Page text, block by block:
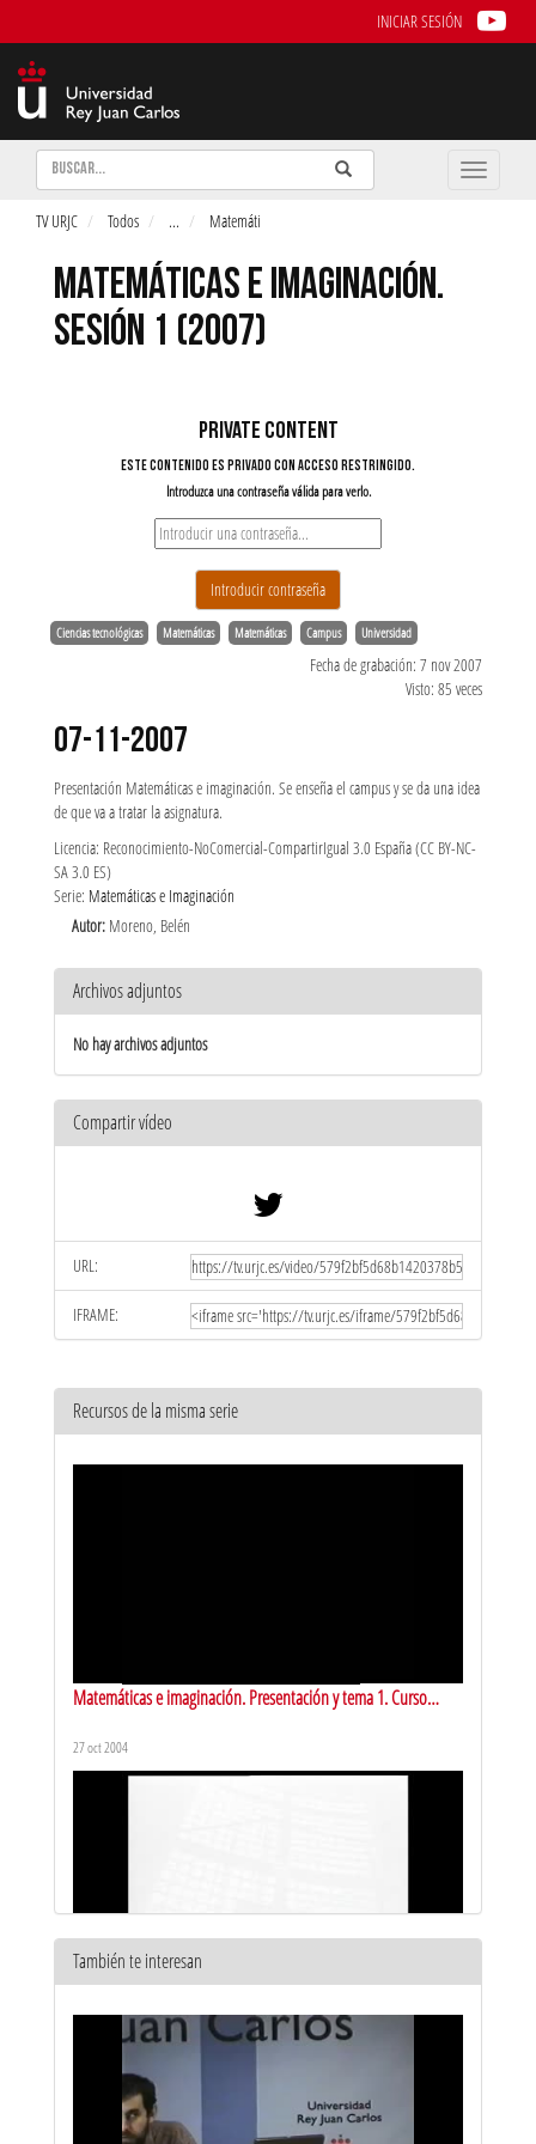
INICIAR SESIÓN
Buscar Enviar
Buscar
Toggle
TV URJC Todos ... Matemáti
MATEMÁTICAS E IMAGINACIÓN.
SESIÓN 1 (2007)
Ciencias tecnológicas Matemáticas Matemáticas Campus Universidad
Fecha de grabación: 7 nov 2007
Visto: 85 veces
07-11-2007
Presentación Matemáticas e imaginación. Se enseña el campus y se da una idea
de que va a tratar la asignatura.
Licencia: Reconocimiento-NoComercial-CompartirIgual 3.0 España (CC BY-NC-
SA 3.0 ES)
Serie: Matemáticas e Imaginación
Autor: Moreno, Belén
Archivos adjuntos
No hay archivos adjuntos
Compartir vídeo
URL:
IFRAME:
Recursos de la misma serie
Matemáticas e imaginación. Presentación y tema 1. Curso
27 oct 2004
También te interesan